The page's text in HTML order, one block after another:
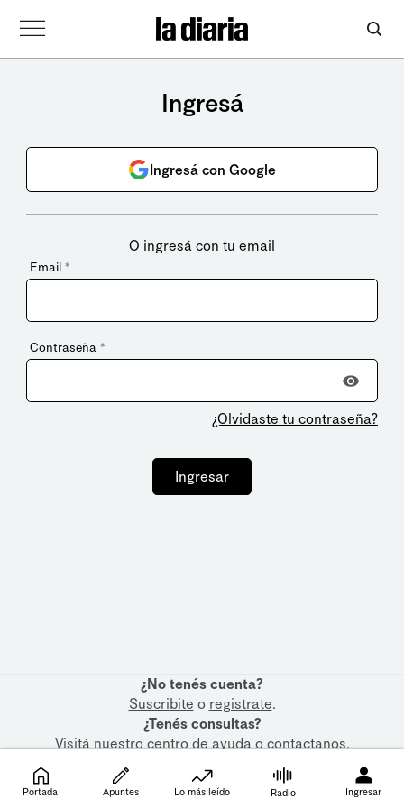
Ingresá
Ingresá con Google
O ingresá con tu email
Email *
Contraseña *
¿Olvidaste tu contraseña?
Ingresar
¿No tenés cuenta?
Suscribite o registrate.
¿Tenés consultas?
Visitá nuestrocentro de ayudaocontactanos.
Portada Apuntes Lo más leído Radio Ingresar